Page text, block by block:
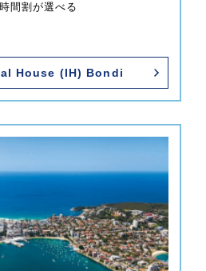
時間割が選べる
House (IH) Bondi